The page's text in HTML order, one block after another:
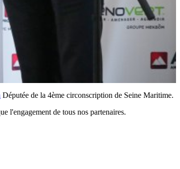
Députée de la 4ème circonscription de Seine Maritime.
l'engagement de tous nos partenaires.